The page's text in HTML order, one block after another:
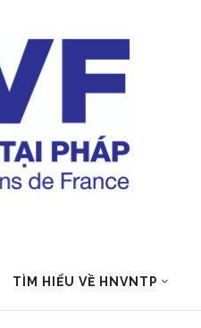
TÌM HIỂU VỀ HNVNTP